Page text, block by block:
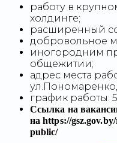
работу в
холдинге;
расширенный
добровольное
иногородним
общежитии;
адрес места
график работы:
Ссылка на
на https://
public/